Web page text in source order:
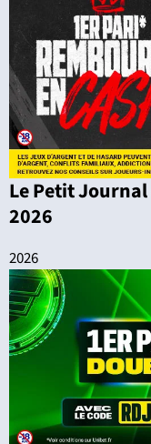
Le Petit
2026
2026